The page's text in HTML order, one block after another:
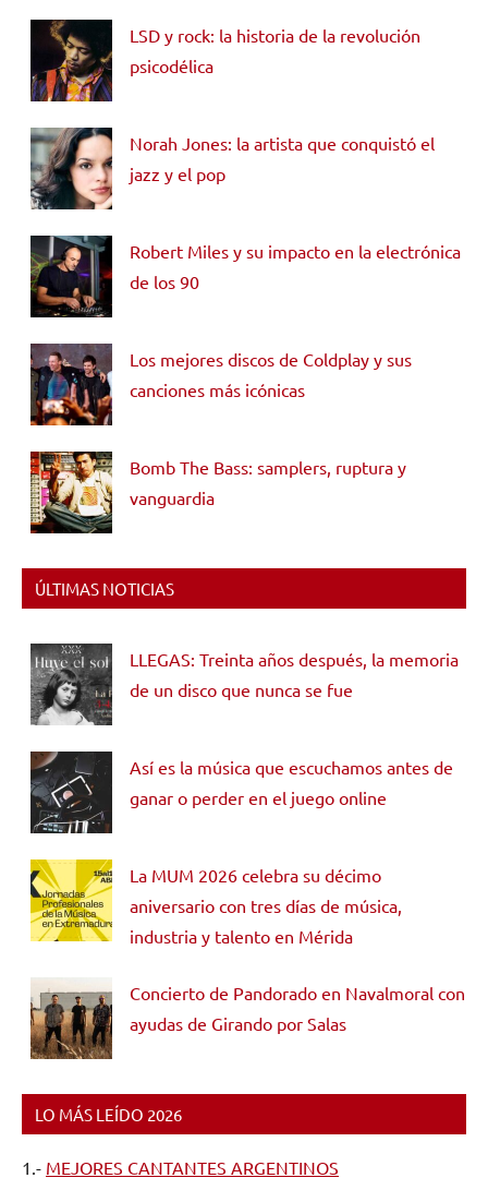
LSD y rock: la historia de la revolución
psicodélica
Norah Jones: la artista que conquistó el
jazz y el pop
Robert Miles y su impacto en la electrónica
de los 90
Los mejores discos de Coldplay y sus
canciones más icónicas
Bomb The Bass: samplers, ruptura y
vanguardia
ÚLTIMAS NOTICIAS
LLEGAS: Treinta años después, la memoria
de un disco que nunca se fue
Así es la música que escuchamos antes de
ganar o perder en el juego online
La MUM 2026 celebra su décimo
aniversario con tres días de música,
industria y talento en Mérida
Concierto de Pandorado en Navalmoral con
ayudas de Girando por Salas
LO MÁS LEÍDO 2026
1.- MEJORES CANTANTES ARGENTINOS